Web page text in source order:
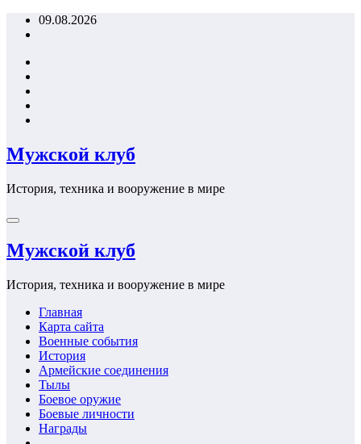
Перейти09.08.2026
Мужской клуб
История, техника и вооружение в мире
Мужской клуб
История, техника и вооружение в мире
Главная
Карта сайта
Военные события
История
Армейские соединения
Тылы
Боевое оружие
Боевые личности
Награды